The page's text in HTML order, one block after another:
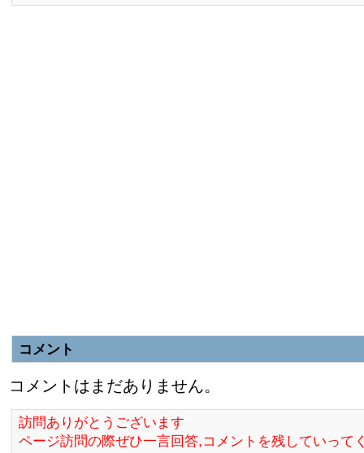
コメント
コメントはまだありません。
訪問ありがとうございます
ページ訪問の際ぜひ一言回答,コメントを残していって